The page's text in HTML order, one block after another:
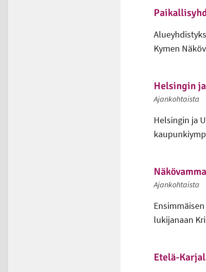
Kymen
Helsingin
Ajankohtaista
Helsingin ja
Ajankohtaista
lukijanaan
Etelä-